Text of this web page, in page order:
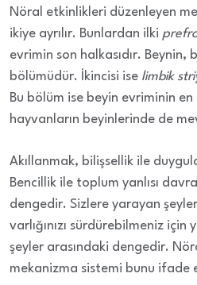
Nöral etkinlikleri düzenleyen
ikiye ayrılır. Bunlardan ilki
evrimin son halkasıdır. Beynin,
bölümüdür. İkincisi ise limbik
Bu bölüm ise beyin evriminin en
hayvanların beyinlerinde de
Akıllanmak, bilişsellik ile
Bencillik ile toplum yanlısı
dengedir. Sizlere yarayan
varlığınızı sürdürebilmeniz için
şeyler arasındaki dengedir.
mekanizma sistemi bunu ifade